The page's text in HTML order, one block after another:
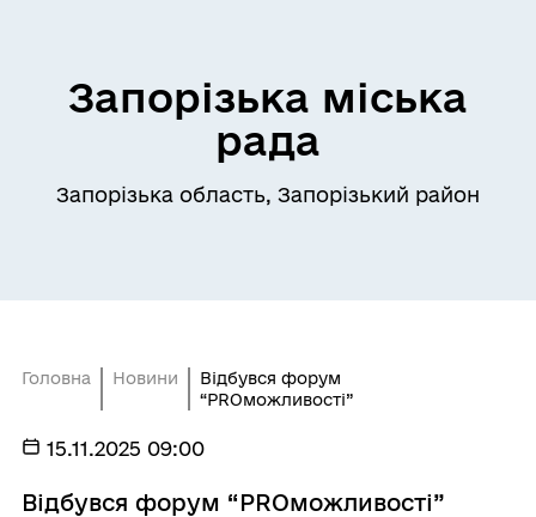
Запорізька міська
рада
Запорізька область, Запорізький район
Головна Новини
Відбувся форум
“PROможливості”
15.11.2025 09:00
Відбувся форум “PROможливості”